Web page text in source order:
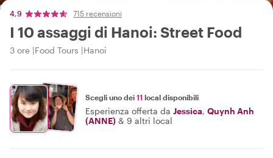
4,9 715 recensioni
I 10 assaggi di Hanoi: Street Food
3 ore Food Tours Hanoi
Scegli uno dei 11 local disponibili
Esperienza offerta da Jessica, Quynh Anh
(ANNE) & 9 altri local